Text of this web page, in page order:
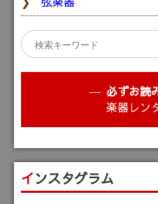
必ずお読
楽器レン
インスタグラム